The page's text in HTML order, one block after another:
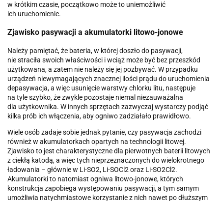
w krótkim czasie, początkowo może to uniemożliwić
ich uruchomienie.
Zjawisko pasywacji a akumulatorki litowo-jonowe
Należy pamiętać, że bateria, w której doszło do pasywacji,
nie straciła swoich właściwości i wciąż może być bez przeszkód
użytkowana, a zatem nie należy się jej pozbywać. W przypadku
urządzeń niewymagających znacznej ilości prądu do uruchomienia
depasywacja, a więc usunięcie warstwy chlorku litu, następuje
na tyle szybko, że zwykle pozostaje niemal niezauważalna
dla użytkownika. W innych sprzętach zazwyczaj wystarczy podjąć
kilka prób ich włączenia, aby ogniwo zadziałało prawidłowo.
Wiele osób zadaje sobie jednak pytanie, czy pasywacja zachodzi
również w akumulatorkach opartych na technologii litowej.
Zjawisko to jest charakterystyczne dla pierwotnych baterii litowych
z ciekłą katodą, a więc tych nieprzeznaczonych do wielokrotnego
ładowania – głównie w Li-SO2, Li-SOCl2 oraz Li-SO2Cl2.
Akumulatorki to natomiast ogniwa litowo-jonowe, których
konstrukcja zapobiega występowaniu pasywacji, a tym samym
umożliwia natychmiastowe korzystanie z nich nawet po dłuższym